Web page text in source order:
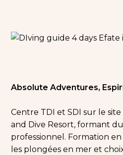
Absolute Adventures,
Centre TDI et SDI sur le site
and Dive Resort, formant
professionnel. Formation
les plongées en mer et